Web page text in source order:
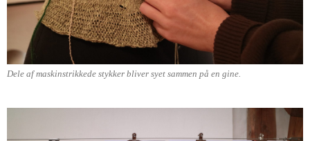
Dele af maskinstrikkede stykker bliver syet sammen på en gine.